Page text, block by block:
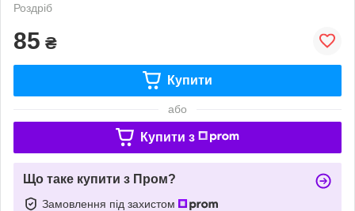
Роздріб
85 ₴
Купити
або
Купити з
Що таке купити з Пром?
Замовлення під захистом